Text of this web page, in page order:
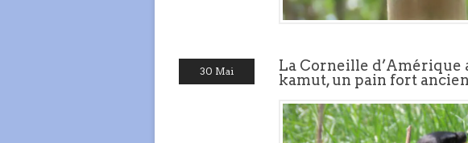
30 Mai
La Corneille d’Amérique
kamut, un pain fort